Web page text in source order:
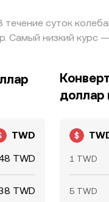
суток
Самый низкий курс
TWD
TWD
TWD
доллар
1 TWD
5 TWD